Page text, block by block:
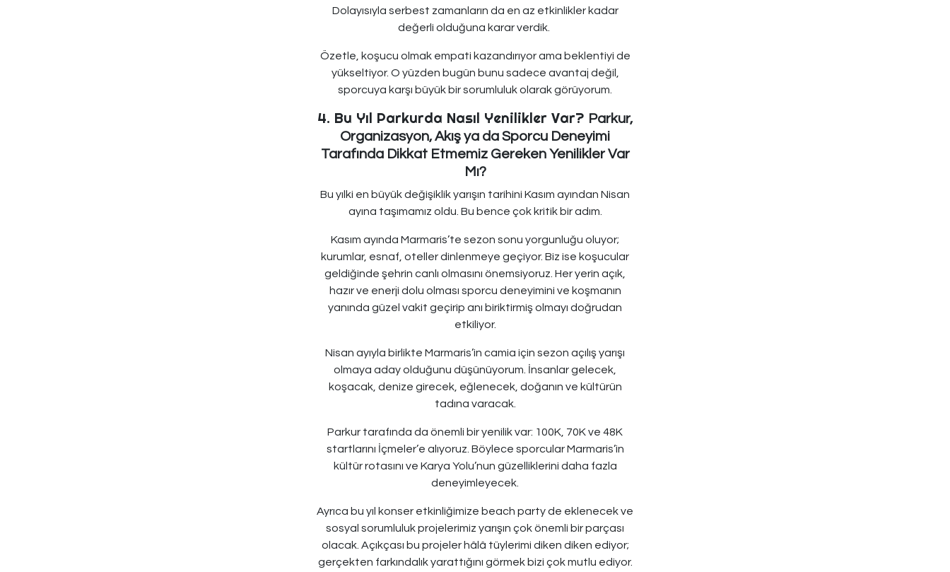
Dolayısıyla serbest zamanların da en az etkinlikler kadar
değerli olduğuna karar verdik.
Özetle, koşucu olmak empati kazandırıyor ama beklentiyi de
yükseltiyor. O yüzden bugün bunu sadece avantaj değil,
sporcuya karşı büyük bir sorumluluk olarak görüyorum.
4. Bu Yıl Parkurda Nasıl Yenilikler Var? Parkur,
Organizasyon, Akış ya da Sporcu Deneyimi
Tarafında Dikkat Etmemiz Gereken Yenilikler Var
Mı?
Bu yılki en büyük değişiklik yarışın tarihini Kasım ayından Nisan
ayına taşımamız oldu. Bu bence çok kritik bir adım.
Kasım ayında Marmaris’te sezon sonu yorgunluğu oluyor;
kurumlar, esnaf, oteller dinlenmeye geçiyor. Biz ise koşucular
geldiğinde şehrin canlı olmasını önemsiyoruz. Her yerin açık,
hazır ve enerji dolu olması sporcu deneyimini ve koşmanın
yanında güzel vakit geçirip anı biriktirmiş olmayı doğrudan
etkiliyor.
Nisan ayıyla birlikte Marmaris’in camia için sezon açılış yarışı
olmaya aday olduğunu düşünüyorum. İnsanlar gelecek,
koşacak, denize girecek, eğlenecek, doğanın ve kültürün
tadına varacak.
Parkur tarafında da önemli bir yenilik var: 100K, 70K ve 48K
startlarını İçmeler’e alıyoruz. Böylece sporcular Marmaris’in
kültür rotasını ve Karya Yolu’nun güzelliklerini daha fazla
deneyimleyecek.
Ayrıca bu yıl konser etkinliğimize beach party de eklenecek ve
sosyal sorumluluk projelerimiz yarışın çok önemli bir parçası
olacak. Açıkçası bu projeler hâlâ tüylerimi diken diken ediyor;
gerçekten farkındalık yarattığını görmek bizi çok mutlu ediyor.